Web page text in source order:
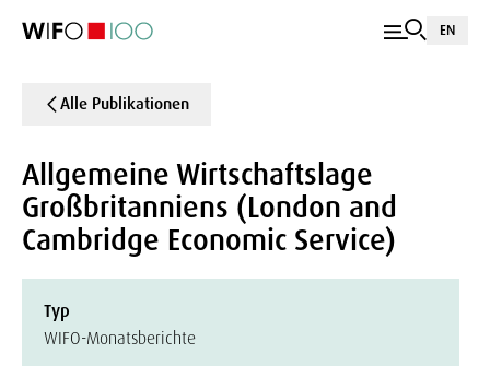
EN
Alle Publikationen
Allgemeine Wirtschaftslage
Großbritanniens (London and
Cambridge Economic Service)
Typ
WIFO-Monatsberichte